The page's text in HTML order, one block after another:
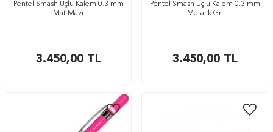
Pentel Smash Uçlu Kalem 0.3 mm
Mat Mavi
3.450,00TL
Pentel Smash Uçlu Kalem 0.3 mm
Metalik Gri
3.450,00TL